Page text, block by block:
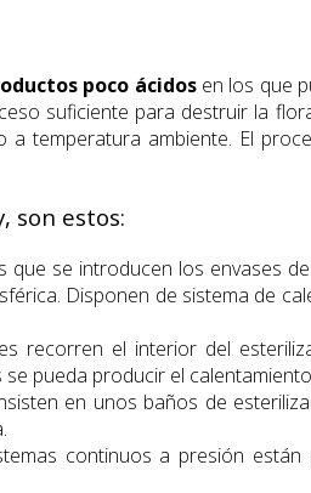
poco ácidosen los que
suficiente para destruir la
temperatura ambiente. El
son estos:
que se introducen los envases
Disponen de sistema de
recorren el interior del
pueda producir el
en unos baños de
continuos a presión